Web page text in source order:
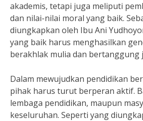
akademis, tetapi juga meliputi
dan nilai-nilai moral yang baik.
diungkapkan oleh Ibu Ani
yang baik harus menghasilkan
berakhlak mulia dan bertanggung
Dalam mewujudkan pendidikan
pihak harus turut berperan aktif.
lembaga pendidikan, maupun
keseluruhan. Seperti yang